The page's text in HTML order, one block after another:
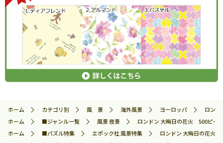
ホーム カテゴリ別 風 景 海外風景 ヨーロッパ
ロン
ホーム
■ジャンル一覧 風景 夜景
ロンドン 大晦日の花火 500ピ
ホーム
■パズル特集 エポック社 風景特集
ロンドン 大晦日の花火